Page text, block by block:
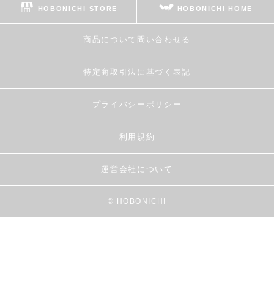
HOBONICHI STORE HOBONICHI HOME
商品について問い合わせる
特定商取引法に基づく表記
プライバシーポリシー
利用規約
運営会社について
© HOBONICHI